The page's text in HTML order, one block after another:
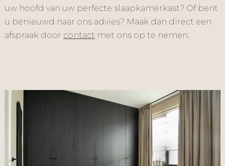
uw hoofd van uw perfecte slaapkamerkast? Of bent
u benieuwd naar ons advies? Maak dan direct een
afspraak door contact met ons op te nemen.